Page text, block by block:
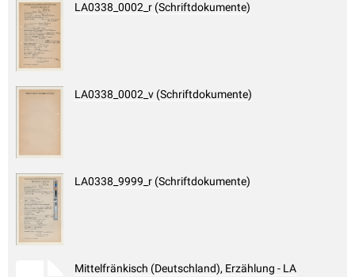
LA0338_0002_r (Schriftdokumente)
LA0338_0002_v (Schriftdokumente)
LA0338_9999_r (Schriftdokumente)
Mittelfränkisch (Deutschland), Erzählung - LA